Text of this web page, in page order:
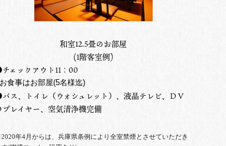
和室12.5畳のお部屋
(1階客室例)
ェックアウト11：00
食事はお部屋(5名様迄)
ス、トイレ（ウォシュレット）、液晶テレビ、ＤＶ
プレイヤー、空気清浄機完備
年4月からは、兵庫県条例により全室禁煙とさせていただき